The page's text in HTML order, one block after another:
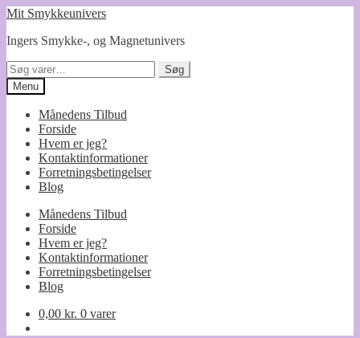
Spring
navigation
Spring
indhold
Mit Smykkeunivers
Ingers Smykke-, og Magnetunivers
Søg
efter:
Søg
Menu
Månedens Tilbud
Forside
Hvem er jeg?
Kontaktinformationer
Forretningsbetingelser
Blog
Månedens Tilbud
Forside
Hvem er jeg?
Kontaktinformationer
Forretningsbetingelser
Blog
0,00 kr. 0 varer